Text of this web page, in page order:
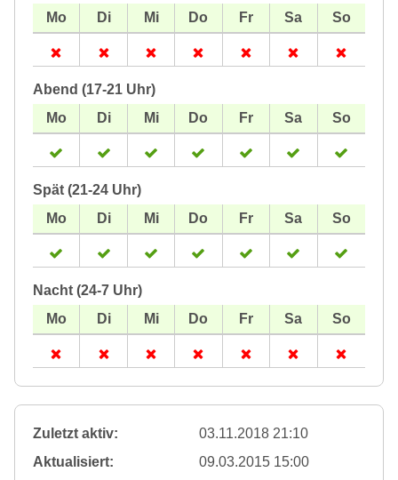
Abend (17-21 Uhr)
Spät (21-24 Uhr)
Nacht (24-7 Uhr)
Zuletzt aktiv:
03.11.2018 21:10
Aktualisiert:
09.03.2015 15:00